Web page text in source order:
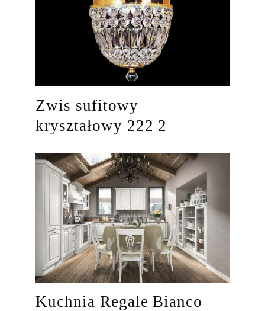
Zwis sufitowy
kryształowy 222 2
Kuchnia Regale Bianco